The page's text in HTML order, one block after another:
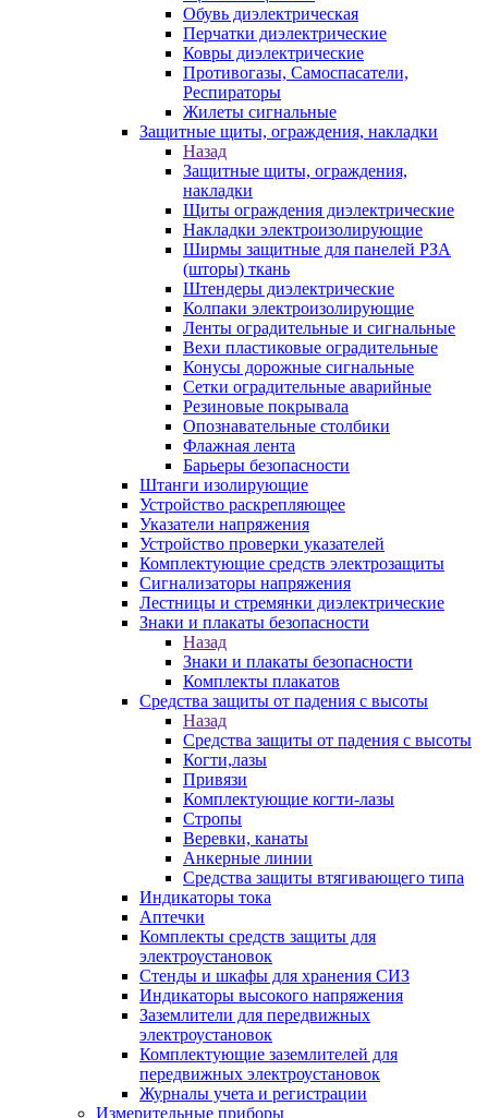
Обувь диэлектрическая
Перчатки диэлектрические
Ковры диэлектрические
Противогазы, Самоспасатели,
Респираторы
Жилеты сигнальные
Защитные щиты, ограждения, накладки
Назад
Защитные щиты, ограждения,
накладки
Щиты ограждения диэлектрические
Накладки электроизолирующие
Ширмы защитные для панелей РЗА
(шторы) ткань
Штендеры диэлектрические
Колпаки электроизолирующие
Ленты оградительные и сигнальные
Вехи пластиковые оградительные
Конусы дорожные сигнальные
Сетки оградительные аварийные
Резиновые покрывала
Опознавательные столбики
Флажная лента
Барьеры безопасности
Штанги изолирующие
Устройство раскрепляющее
Указатели напряжения
Устройство проверки указателей
Комплектующие средств электрозащиты
Сигнализаторы напряжения
Лестницы и стремянки диэлектрические
Знаки и плакаты безопасности
Назад
Знаки и плакаты безопасности
Комплекты плакатов
Средства защиты от падения с высоты
Назад
Средства защиты от падения с высоты
Когти,лазы
Привязи
Комплектующие когти-лазы
Стропы
Веревки, канаты
Анкерные линии
Средства защиты втягивающего типа
Индикаторы тока
Аптечки
Комплекты средств защиты для
электроустановок
Стенды и шкафы для хранения СИЗ
Индикаторы высокого напряжения
Заземлители для передвижных
электроустановок
Комплектующие заземлителей для
передвижных электроустановок
Журналы учета и регистрации
Измерительные приборы